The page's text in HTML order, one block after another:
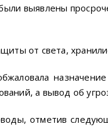
выявлены
от света,
а вывод об
отметив